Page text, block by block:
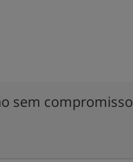
sem compromisso